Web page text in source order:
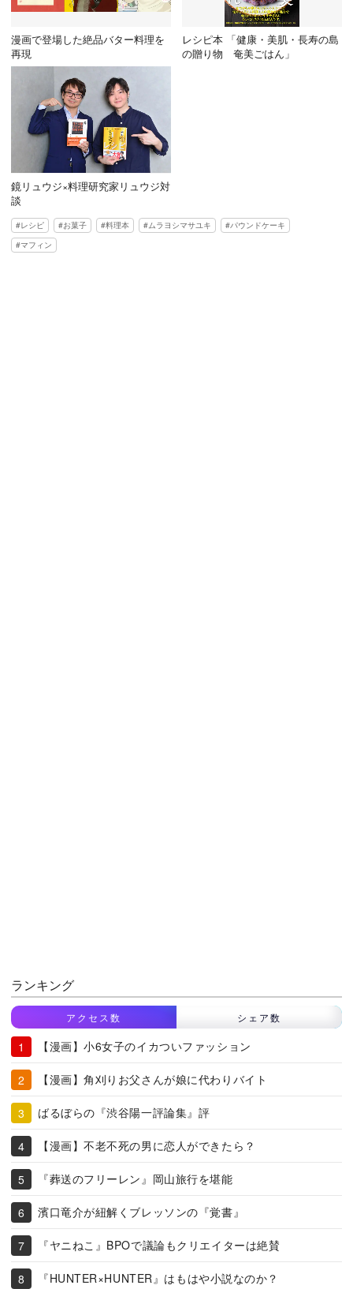
漫画で登場した絶品バター料理を
再現
レシピ本 「健康・美肌・長寿の島
の贈り物 奄美ごはん」
鏡リュウジ×料理研究家リュウジ対
談
レシピ お菓子 料理本 ムラヨシマサユキ
パウンドケーキ
マフィン
ランキング
アクセス数 シェア数
【漫画】小6女子のイカついファッション
【漫画】角刈りお父さんが娘に代わりバイト
ばるぼらの『渋谷陽一評論集』評
【漫画】不老不死の男に恋人ができたら？
『葬送のフリーレン』岡山旅行を堪能
濱口竜介が紐解くブレッソンの『覚書』
『ヤニねこ』BPOで議論もクリエイターは絶賛
『HUNTER×HUNTER』はもはや小説なのか？